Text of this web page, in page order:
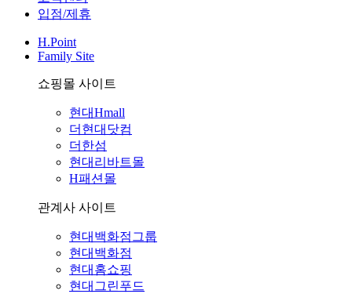
입점/제휴
H.Point
Family Site
쇼핑몰 사이트
현대Hmall
더현대닷컴
더한섬
현대리바트몰
H패션몰
관계사 사이트
현대백화점그룹
현대백화점
현대홈쇼핑
현대그린푸드